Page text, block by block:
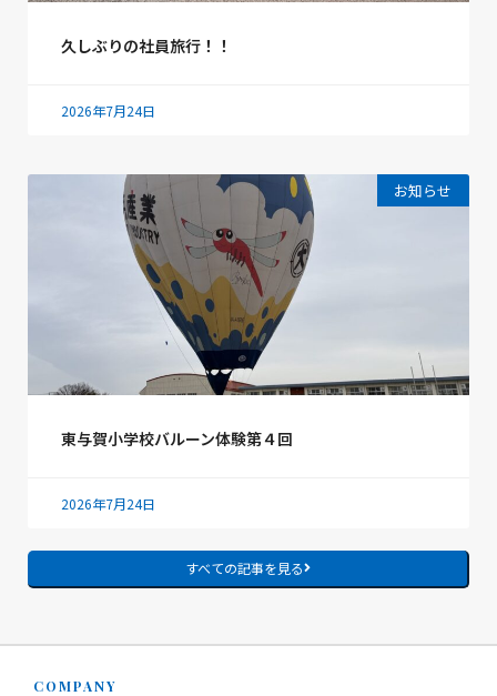
久しぶりの社員旅行！！
2026年7月24日
お知らせ
東与賀小学校バルーン体験第４回
2026年7月24日
すべての記事を見る
COMPANY